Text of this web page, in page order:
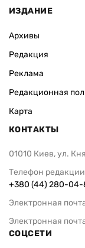
ИЗДАНИЕ
Архивы
Редакция
Реклама
Редакционная
Карта
КОНТАКТЫ
01010 Киев, ул.
Телефон
+380 (44) 280-04-
Электронная
Электронная
СОЦСЕТИ